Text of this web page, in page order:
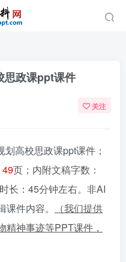
思政课ppt课件
关注
高校思政课ppt课件；
49页；内附文稿字数：
长：45分钟左右。非AI
件内容。
（我们提供
神事迹等PPT课件，